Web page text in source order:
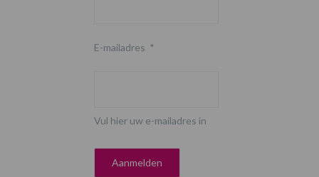
E-mailadres *
Vul hier uw e-mailadres in